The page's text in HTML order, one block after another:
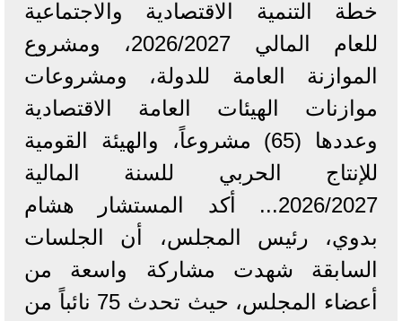
خطة التنمية الاقتصادية والاجتماعية
للعام المالي 2026/2027، ومشروع
الموازنة العامة للدولة، ومشروعات
موازنات الهيئات العامة الاقتصادية
وعددها (65) مشروعاً، والهيئة القومية
للإنتاج الحربي للسنة المالية
2026/2027... أكد المستشار هشام
بدوي، رئيس المجلس، أن الجلسات
السابقة شهدت مشاركة واسعة من
أعضاء المجلس، حيث تحدث 75 نائباً من